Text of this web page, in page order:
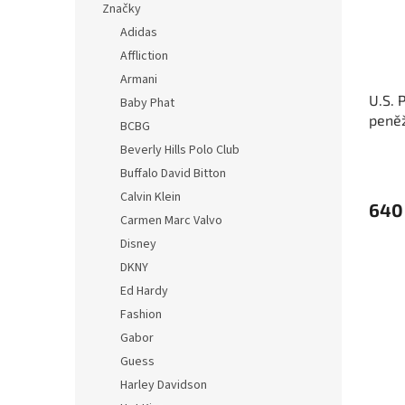
Značky
Adidas
Affliction
Armani
Baby Phat
BCBG
Beverly Hills Polo Club
Buffalo David Bitton
Calvin Klein
Carmen Marc Valvo
Disney
DKNY
Ed Hardy
Fashion
Gabor
Guess
Harley Davidson
U.S.
640